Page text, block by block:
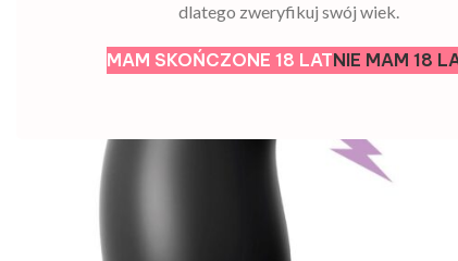
dlatego zweryfikuj swój wiek.
MAM SKOŃCZONE 18 LATNIE MAM 18